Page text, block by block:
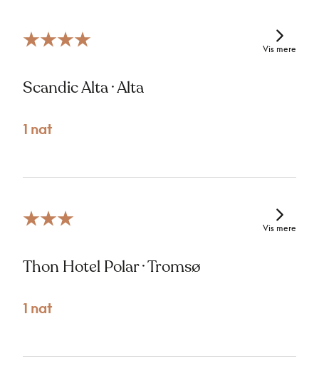
Scandic Alta · Alta
1 nat
Vis mere
Thon Hotel Polar · Tromsø
1 nat
Vis mere